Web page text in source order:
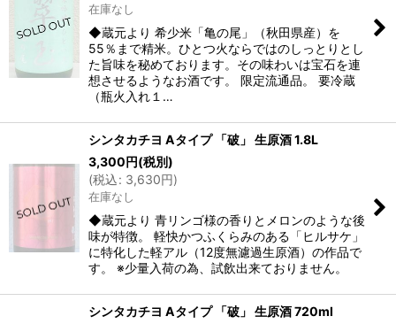
在庫なし
◆蔵元より 希少米「亀の尾」（秋田県産）を
55％まで精米。ひとつ火ならではのしっとりとし
た旨味を秘めております。その味わいは宝石を連
想させるようなお酒です。 限定流通品。 要冷蔵
（瓶火入れ１…
シンタカチヨ Aタイプ 「破」 生原酒 1.8L
3,300円(税別)
(税込: 3,630円)
在庫なし
◆蔵元より 青リンゴ様の香りとメロンのような後
味が特徴。 軽快かつふくらみのある「ヒルサケ」
に特化した軽アル（12度無濾過生原酒）の作品で
す。 ※少量入荷の為、試飲出来ておりません。
シンタカチヨ Aタイプ 「破」 生原酒 720ml